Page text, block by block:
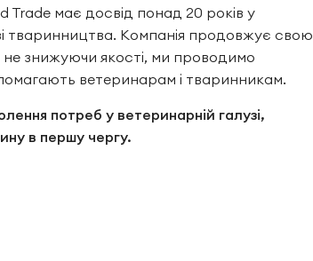
має досвід понад 20 років у
тваринництва. Компанія продовжує свою
не знижуючи якості, ми проводимо
ветеринарам і тваринникам.
потреб у ветеринарній галузі,
в першу чергу.